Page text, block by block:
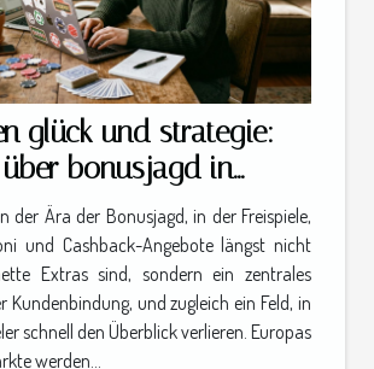
glück und strategie:
bonusjagd in
der Ära der Bonusjagd, in der Freispiele,
und Cashback-Angebote längst nicht
Extras sind, sondern ein zentrales
Kundenbindung, und zugleich ein Feld, in
schnell den Überblick verlieren. Europas
werden...